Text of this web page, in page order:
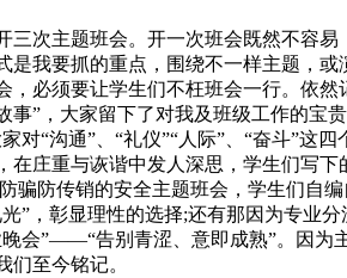
三次主题班会。开一次班会既然不容易
是我要抓的重点，围绕不一样主题，或
，必须要让学生们不枉班会一行。依然
事”，大家留下了对我及班级工作的宝
对“沟通”、“礼仪”“人际”、“奋斗”这四
在庄重与诙谐中发人深思，学生们写下
骗防传销的安全主题班会，学生们自
”，彰显理性的选择;还有那因为专业
晚会”——“告别青涩、意即成熟”。因为
们至今铭记。